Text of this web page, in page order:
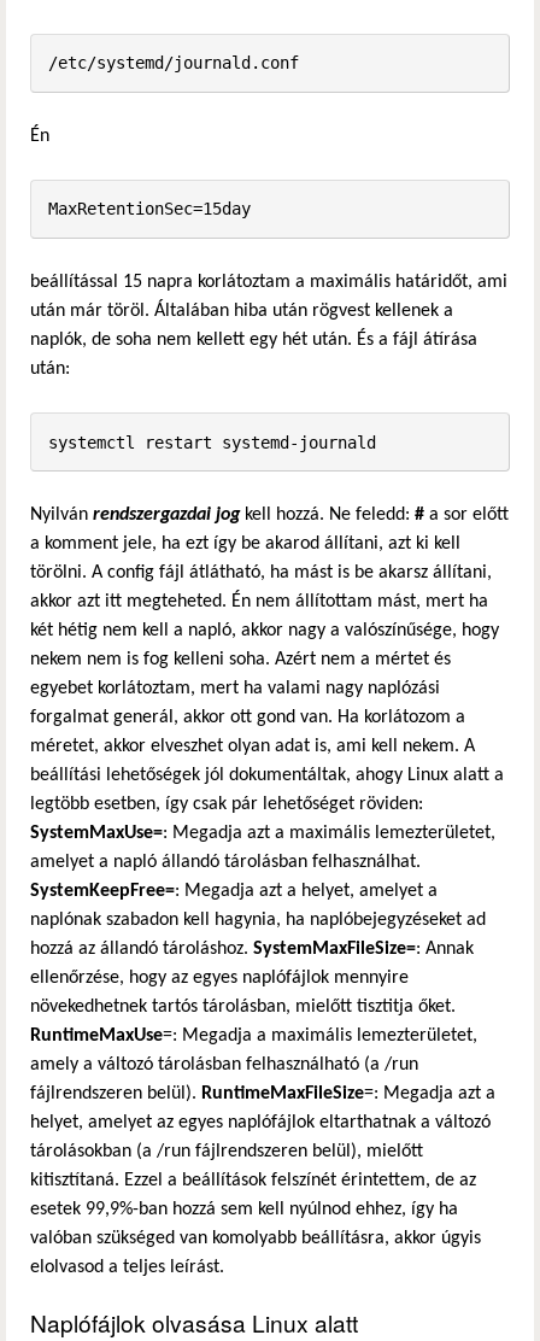
/etc/systemd/journald.conf
Én
MaxRetentionSec=15day
beállítással 15 napra korlátoztam a maximális határidőt, ami
után már töröl. Általában hiba után rögvest kellenek a
naplók, de soha nem kellett egy hét után. És a fájl átírása
után:
systemctl restart systemd-journald
Nyilván rendszergazdai jogkell hozzá. Ne feledd: # a sor előtt
a komment jele, ha ezt így be akarod állítani, azt ki kell
törölni. A config fájl átlátható, ha mást is be akarsz állítani,
akkor azt itt megteheted. Én nem állítottam mást, mert ha
két hétig nem kell a napló, akkor nagy a valószínűsége, hogy
nekem nem is fog kelleni soha. Azért nem a mértet és
egyebet korlátoztam, mert ha valami nagy naplózási
forgalmat generál, akkor ott gond van. Ha korlátozom a
méretet, akkor elveszhet olyan adat is, ami kell nekem. A
beállítási lehetőségek jól dokumentáltak, ahogy Linux alatt a
legtöbb esetben, így csak pár lehetőséget röviden:
SystemMaxUse=: Megadja azt a maximális lemezterületet,
amelyet a napló állandó tárolásban felhasználhat.
SystemKeepFree=: Megadja azt a helyet, amelyet a
naplónak szabadon kell hagynia, ha naplóbejegyzéseket ad
hozzá az állandó tároláshoz. SystemMaxFileSize=: Annak
ellenőrzése, hogy az egyes naplófájlok mennyire
növekedhetnek tartós tárolásban, mielőtt tisztitja őket.
RuntimeMaxUse=: Megadja a maximális lemezterületet,
amely a változó tárolásban felhasználható (a /run
fájlrendszeren belül). RuntimeMaxFileSize=: Megadja azt a
helyet, amelyet az egyes naplófájlok eltarthatnak a változó
tárolásokban (a /run fájlrendszeren belül), mielőtt
kitisztítaná. Ezzel a beállítások felszínét érintettem, de az
esetek 99,9%-ban hozzá sem kell nyúlnod ehhez, így ha
valóban szükséged van komolyabb beállításra, akkor úgyis
elolvasod a teljes leírást.
Naplófájlok olvasása Linux alatt